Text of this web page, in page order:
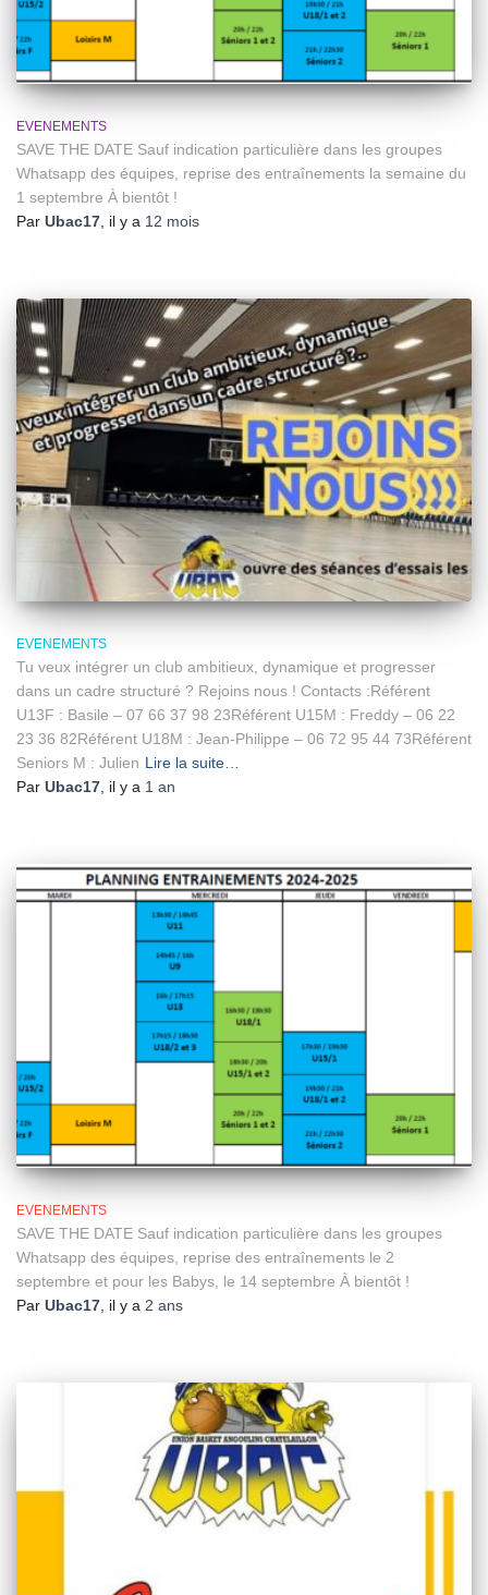
EVENEMENTS
SAVE THE DATE Sauf indication particulière dans les groupes
Whatsapp des équipes, reprise des entraînements la semaine du
1 septembre À bientôt !
Par Ubac17 , il y a 12 mois
EVENEMENTS
Tu veux intégrer un club ambitieux, dynamique et progresser
dans un cadre structuré ? Rejoins nous ! Contacts :Référent
U13F : Basile – 07 66 37 98 23Référent U15M : Freddy – 06 22
23 36 82Référent U18M : Jean-Philippe – 06 72 95 44 73Référent
Seniors M : Julien Lire la suite…
Par Ubac17, il y a 1 an
EVENEMENTS
SAVE THE DATE Sauf indication particulière dans les groupes
Whatsapp des équipes, reprise des entraînements le 2
septembre et pour les Babys, le 14 septembre À bientôt !
Par Ubac17 , il y a 2 ans